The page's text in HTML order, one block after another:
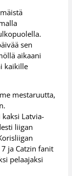
sen
aikaani
kaikille
mestaruutta,
Latvia-
liigan
ja Catzin fanit
pelaajaksi